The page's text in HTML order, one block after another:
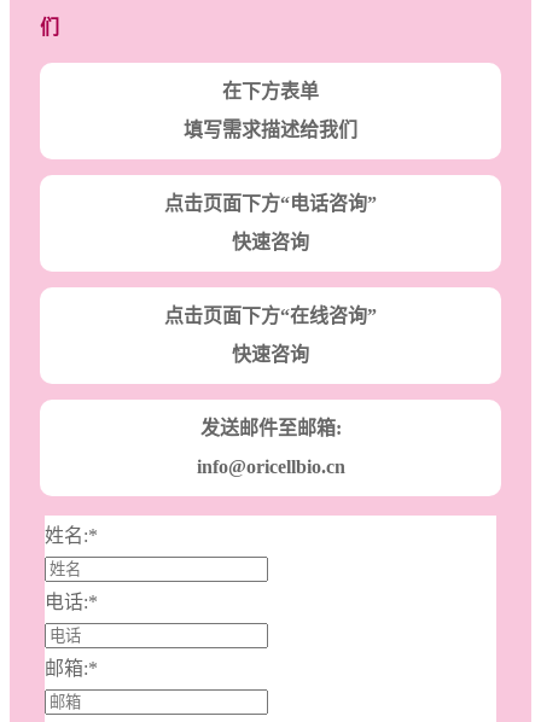
们
在下方表单
填写需求描述给我们
点击页面下方“电话咨询”
快速咨询
点击页面下方“在线咨询”
快速咨询
发送邮件至邮箱:
info@oricellbio.cn
姓名:*
电话:*
邮箱:*